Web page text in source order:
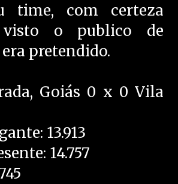
time, com certeza
visto o publico de
era pretendido.
Goiás 0 x 0 Vila
13.913
14.757